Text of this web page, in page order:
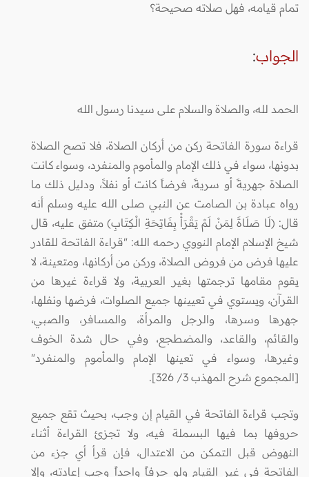
تمام قيامه، فهل صلاته صحيحة؟
الجواب:
الحمد لله، والصلاة والسلام على سيدنا رسول الله
قراءة سورة الفاتحة ركن من أركان الصلاة، فلا تصح الصلاة
بدونها، سواء في ذلك الإمام والمأموم والمنفرد، وسواء كانت
الصلاة جهريةً أو سريةً، فرضاً كانت أو نفلاً، ودليل ذلك ما
رواه عبادة بن الصامت عن النبي صلى الله عليه وسلم أنه
قال: (لَا صَلَاةَ لِمَنْ لَمْ يَقْرَأْ بِفَاتِحَةِ الْكِتَابِ) متفق عليه، قال
شيخ الإسلام الإمام النووي رحمه الله: "قراءة الفاتحة للقادر
عليها فرض من فروض الصلاة، وركن من أركانها، ومتعينة، لا
يقوم مقامها ترجمتها بغير العربية، ولا قراءة غيرها من
القرآن، ويستوي في تعيينها جميع الصلوات، فرضها ونفلها،
جهرها وسرها، والرجل والمرأة، والمسافر، والصبي،
والقائم، والقاعد، والمضطجع، وفي حال شدة الخوف
وغيرها، وسواء في تعينها الإمام والمأموم والمنفرد"
[المجموع شرح المهذب 3/ 326].
وتجب قراءة الفاتحة في القيام إن وجب، بحيث تقع جميع
حروفها بما فيها البسملة فيه، ولا تجزئ القراءة أثناء
النهوض قبل التمكن من الاعتدال، فإن قرأ أي جزء من
الفاتحة في غير القيام ولو حرفاً واحداً وجب إعادته، وإلا